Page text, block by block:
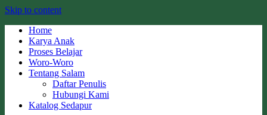
Skip to content
Home
Karya Anak
Proses Belajar
Woro-Woro
Tentang Salam
Daftar Penulis
Hubungi Kami
Katalog Sedapur